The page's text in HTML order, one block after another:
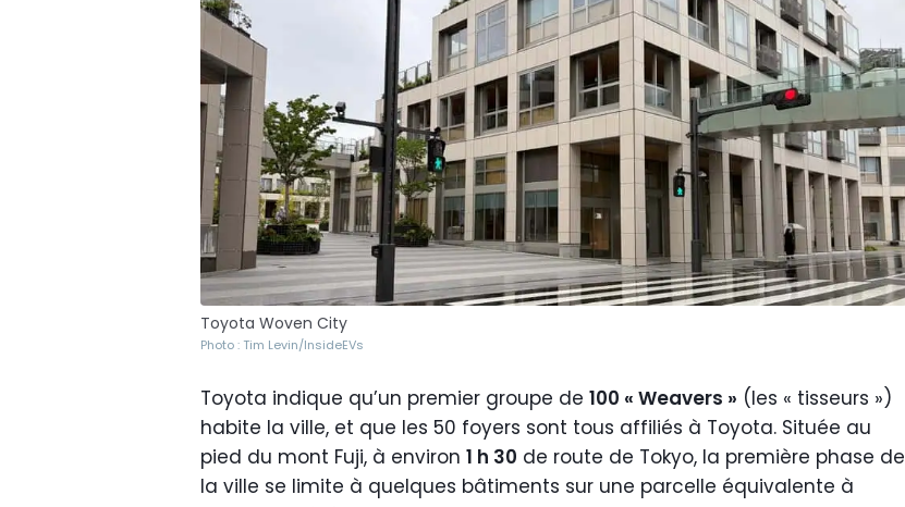
Toyota Woven City
Photo : Tim Levin/InsideEVs
Toyota indique qu’un premier groupe de 100 « Weavers » (les « tisseurs »)
habite la ville, et que les 50 foyers sont tous affiliés à Toyota. Située au
pied du mont Fuji, à environ 1 h 30 de route de Tokyo, la première phase de
la ville se limite à quelques bâtiments sur une parcelle équivalente à